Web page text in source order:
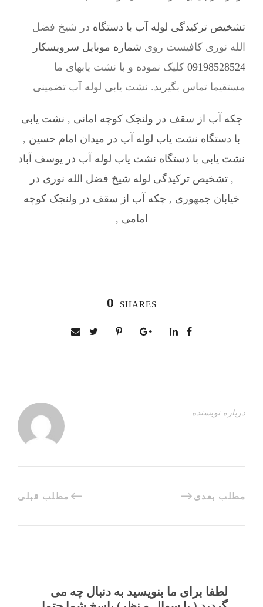
تشخیص ترکیدگی لوله آب با دستگاه در شیخ فضل
الله نوری کافیست روی شماره موبایل سرویسکار
09198528524 کلیک نموده و با نشت یابهای ما
مستقیما تماس بگیرید. نشت یابی لوله آب تضمینی
چکه آب از سقف در ولنجک کوچه امانی , نشت یابی
با دستگاه نشت یاب لوله آب در میدان امام حسین ,
نشت یابی با دستگاه نشت یاب لوله آب در یوسف آباد
,تشخیص ترکیدگی لوله شیخ فضل الله نوری در
خیابان جمهوری , چکه آب از سقف در ولنجک کوچه
امامی ,
0 SHARES
درباره نویسنده
مطلب قبلی مطلب بعدی
لطفا برای ما بنویسید به دنبال چه می